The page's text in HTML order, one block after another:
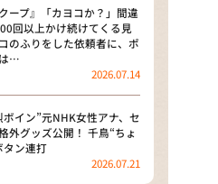
夢のカタチ～
いらっしゃい！
軒家
本館
ープ』「カヨコか？」間違
回以上かけ続けてくる見
のふりをした依頼者に、ポ
…
2026.07.14
ボイン”元NHK女性アナ、セ
外グッズ公開！ 千鳥“ちょ
タン連打
2026.07.21